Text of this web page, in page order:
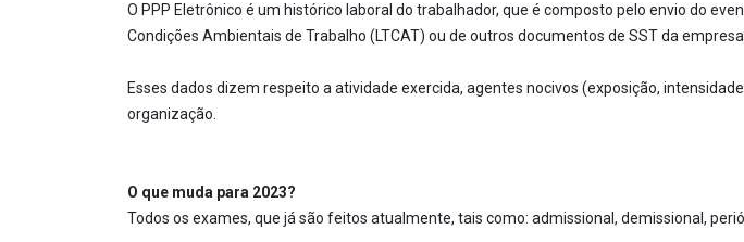
O PPP Eletrônico é um histórico laboral do trabalhador, que é composto pelo envio do
Condições Ambientais de Trabalho (LTCAT) ou de outros documentos de SST da empresa.
Esses dados dizem respeito a atividade exercida, agentes nocivos (exposição,
organização.
O que muda para 2023?
Todos os exames, que já são feitos atualmente, tais como: admissional, demissional,